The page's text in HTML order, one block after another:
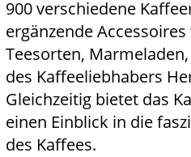
900 verschiedene
ergänzende
Teesorten,
des Kaffeeliebhabers
Gleichzeitig bietet das
einen Einblick in die
des Kaffees.